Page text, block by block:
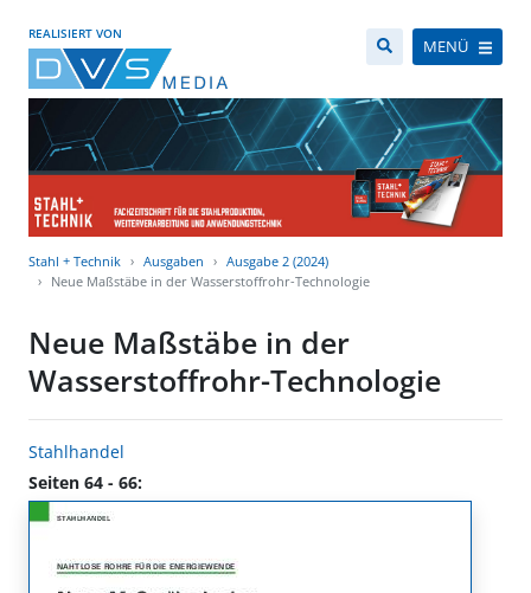
REALISIERT VON
MENÜ
Stahl + Technik Ausgaben
Ausgabe 2 (2024)
Neue Maßstäbe in der Wasserstoffrohr-Technologie
Neue Maßstäbe in der
Wasserstoffrohr-Technologie
Stahlhandel
Seiten 64 - 66: